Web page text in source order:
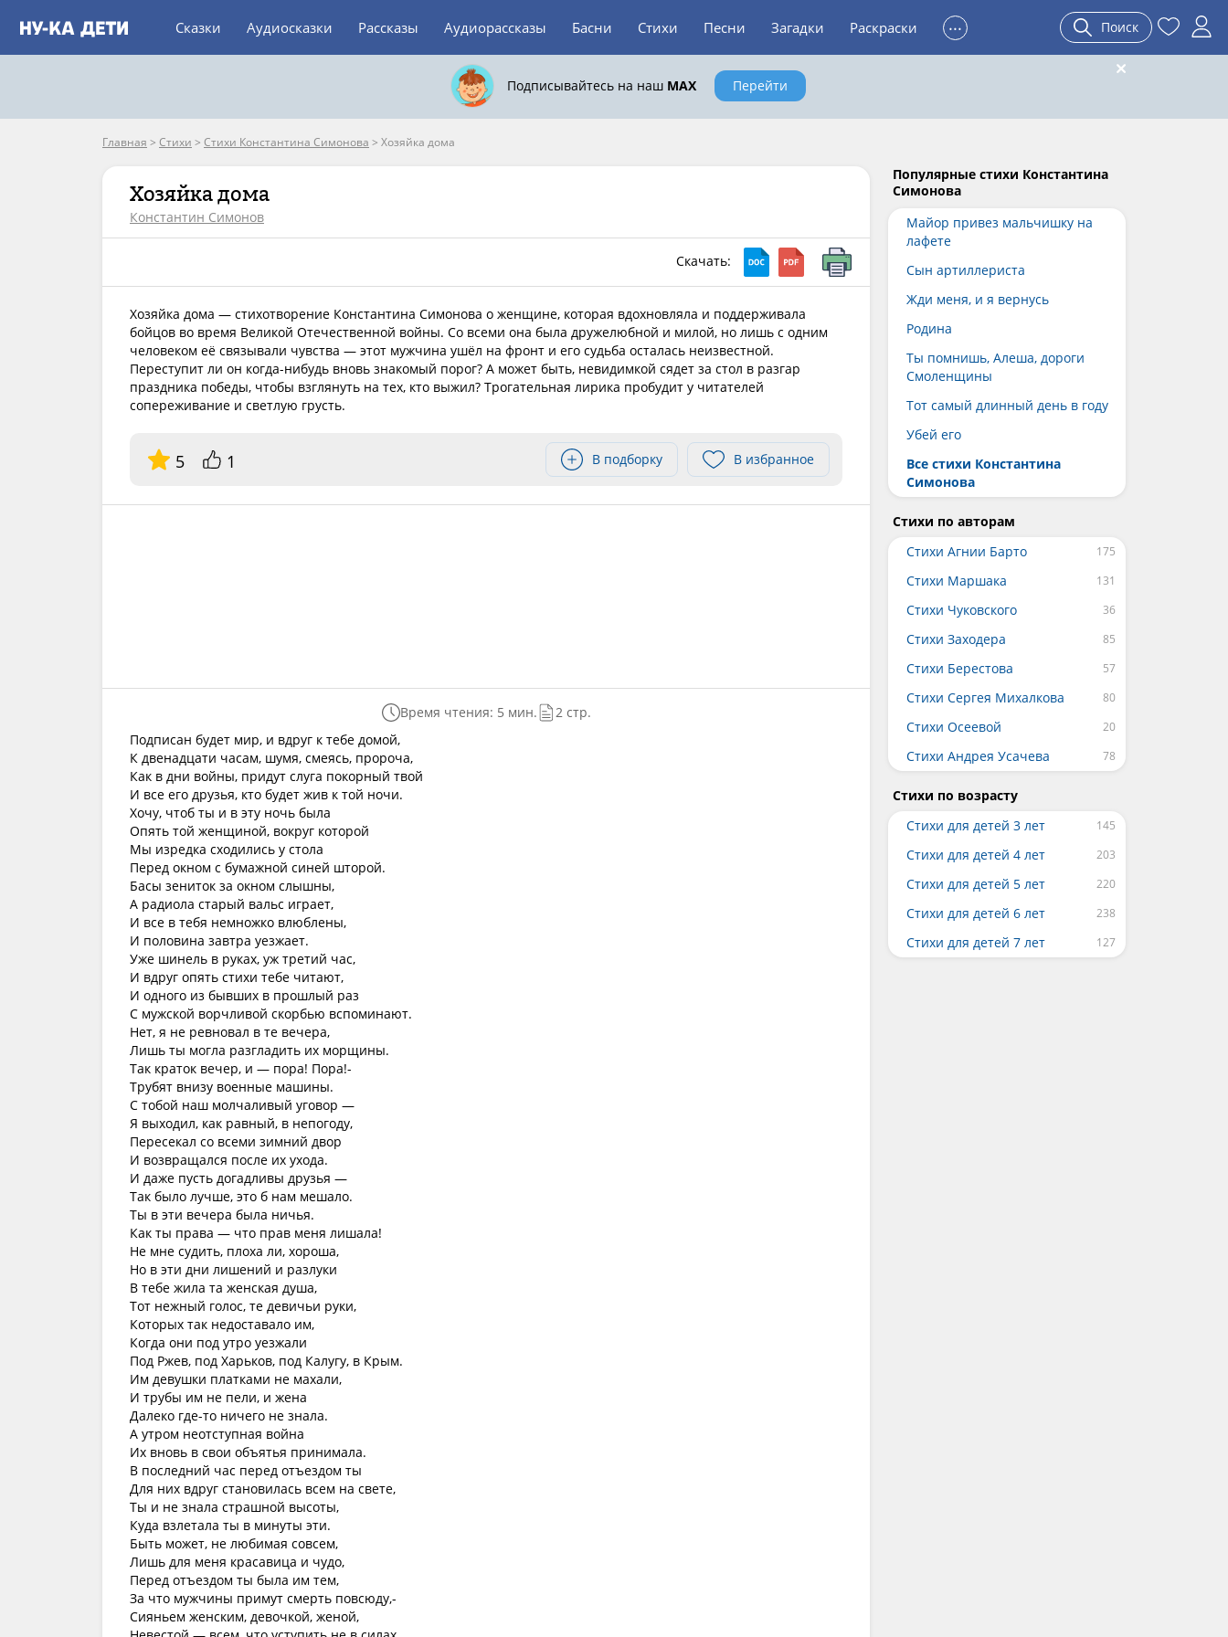
Сказки Аудиосказки Рассказы Аудиорассказы Басни Стихи Песни Загадки Раскраски ... Поиск
Подписывайтесь на наш MAX Перейти
Главная > Стихи > Стихи Константина Симонова > Хозяйка дома
Хозяйка дома
Константин Симонов
Скачать:
Хозяйка дома — стихотворение Константина Симонова о женщине, которая вдохновляла и поддерживала
бойцов во время Великой Отечественной войны. Со всеми она была дружелюбной и милой, но лишь с одним
человеком её связывали чувства — этот мужчина ушёл на фронт и его судьба осталась неизвестной.
Переступит ли он когда-нибудь вновь знакомый порог? А может быть, невидимкой сядет за стол в разгар
праздника победы, чтобы взглянуть на тех, кто выжил? Трогательная лирика пробудит у читателей
сопереживание и светлую грусть.
5 1 В подборку В избранное
Время чтения: 5 мин.
2 стр.
Подписан будет мир, и вдруг к тебе домой,
К двенадцати часам, шумя, смеясь, пророча,
Как в дни войны, придут слуга покорный твой
И все его друзья, кто будет жив к той ночи.
Хочу, чтоб ты и в эту ночь была
Опять той женщиной, вокруг которой
Мы изредка сходились у стола
Перед окном с бумажной синей шторой.
Басы зениток за окном слышны,
А радиола старый вальс играет,
И все в тебя немножко влюблены,
И половина завтра уезжает.
Уже шинель в руках, уж третий час,
И вдруг опять стихи тебе читают,
И одного из бывших в прошлый раз
С мужской ворчливой скорбью вспоминают.
Нет, я не ревновал в те вечера,
Лишь ты могла разгладить их морщины.
Так краток вечер, и — пора! Пора!-
Трубят внизу военные машины.
С тобой наш молчаливый уговор —
Я выходил, как равный, в непогоду,
Пересекал со всеми зимний двор
И возвращался после их ухода.
И даже пусть догадливы друзья —
Так было лучше, это б нам мешало.
Ты в эти вечера была ничья.
Как ты права — что прав меня лишала!
Не мне судить, плоха ли, хороша,
Но в эти дни лишений и разлуки
В тебе жила та женская душа,
Тот нежный голос, те девичьи руки,
Которых так недоставало им,
Когда они под утро уезжали
Под Ржев, под Харьков, под Калугу, в Крым.
Им девушки платками не махали,
И трубы им не пели, и жена
Далеко где-то ничего не знала.
А утром неотступная война
Их вновь в свои объятья принимала.
В последний час перед отъездом ты
Для них вдруг становилась всем на свете,
Ты и не знала страшной высоты,
Куда взлетала ты в минуты эти.
Быть может, не любимая совсем,
Лишь для меня красавица и чудо,
Перед отъездом ты была им тем,
За что мужчины примут смерть повсюду,-
Сияньем женским, девочкой, женой,
Популярные стихи Константина
Симонова
Майор привез мальчишку на
лафете
Сын артиллериста
Жди меня, и я вернусь
Родина
Ты помнишь, Алеша, дороги
Смоленщины
Тот самый длинный день в году
Убей его
Все стихи Константина
Симонова
Стихи по авторам
Стихи Агнии Барто
Стихи Маршака
Стихи Чуковского
Стихи Заходера
Стихи Берестова
Стихи Сергея Михалкова
Стихи Осеевой
Стихи Андрея Усачева
Стихи по возрасту
Стихи для детей 3 лет
Стихи для детей 4 лет
Стихи для детей 5 лет
Стихи для детей 6 лет
Стихи для детей 7 лет